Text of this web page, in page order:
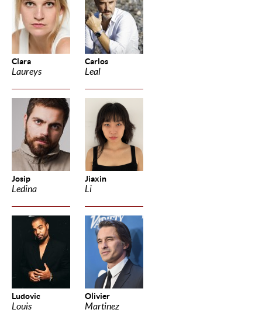
Clara
Laureys
Carlos
Leal
Josip
Ledina
Jiaxin
Li
Ludovic
Louis
Olivier
Martinez